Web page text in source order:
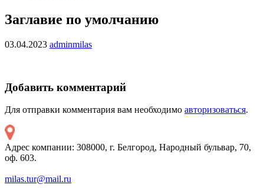
Заглавие по умолчанию
03.04.2023 adminmilas
Добавить комментарий
Для отправки комментария вам необходимо авторизоваться.
Адрес компании: 308000, г. Белгород, Народный бульвар, 70,
оф. 603.
milas.tur@mail.ru